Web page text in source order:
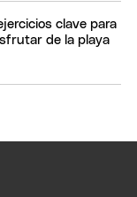
clave para
de la playa